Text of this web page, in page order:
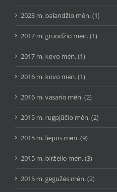
2023 m. balandžio mėn. (1)
2017 m. gruodžio mėn. (1)
2017 m. kovo mėn. (1)
2016 m. kovo mėn. (1)
2016 m. vasario mėn. (2)
2015 m. rugpjūčio mėn. (2)
2015 m. liepos mėn. (9)
2015 m. birželio mėn. (3)
2015 m. gegužės mėn. (2)